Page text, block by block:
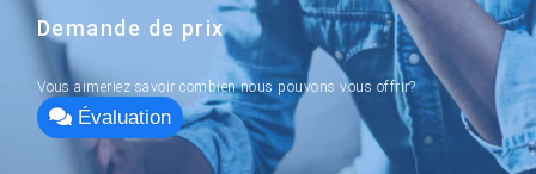
Demande de prix
Vous aimeriez savoir combien nous pouvons vous offrir?
Évaluation